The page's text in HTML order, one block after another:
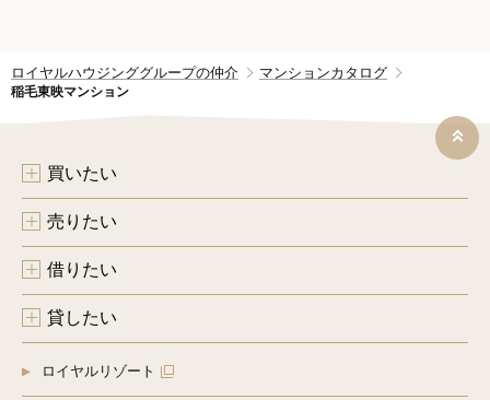
ロイヤルハウジンググループの仲介 マンションカタログ
稲毛東映マンション
買いたい
売りたい
借りたい
貸したい
ロイヤルリゾート